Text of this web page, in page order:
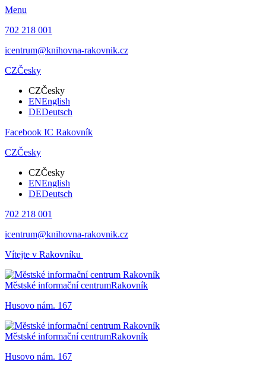
Menu
702 218 001
icentrum@knihovna-rakovnik.cz
CZČesky
CZČesky
ENEnglish
DEDeutsch
Facebook IC Rakovník
CZČesky
CZČesky
ENEnglish
DEDeutsch
702 218 001
icentrum@knihovna-rakovnik.cz
Vítejte v Rakovníku
Městské informační centrumRakovník
Husovo nám. 167
Městské informační centrumRakovník
Husovo nám. 167